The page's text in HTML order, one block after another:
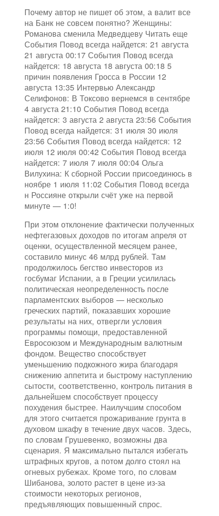
Почему автор не пишет об этом, а валит все
на Банк не совсем понятно? Женщины:
Романова сменила Медведцеву Читать еще
События Повод всегда найдется: 21 августа
21 августа 00:17 События Повод всегда
найдется: 18 августа 18 августа 00:18 5
причин появления Гросса в России 12
августа 13:35 Интервью Александр
Селифонов: В Токсово вернемся в сентябре
4 августа 21:10 События Повод всегда
найдется: 3 августа 2 августа 23:56 События
Повод всегда найдется: 31 июля 30 июля
23:56 События Повод всегда найдется: 12
июля 12 июля 00:42 События Повод всегда
найдется: 7 июля 7 июля 00:04 Ольга
Вилухина: К сборной России присоединюсь в
ноябре 1 июля 11:02 События Повод всегда
н Россияне открыли счёт уже на первой
минуте — 1:0!
При этом отклонение фактически полученных
нефтегазовых доходов по итогам апреля от
оценки, осуществленной месяцем ранее,
составило минус 46 млрд рублей. Там
продолжилось бегство инвесторов из
госбумаг Испании, а в Греции усилилась
политическая неопределенность после
парламентских выборов — несколько
греческих партий, показавших хорошие
результаты на них, отвергли условия
программы помощи, предоставленной
Евросоюзом и Международным валютным
фондом. Вещество способствует
уменьшению подкожного жира благодаря
снижению аппетита и быстрому наступлению
сытости, соответственно, контроль питания в
дальнейшем способствует процессу
похудения быстрее. Наилучшим способом
для этого считается прожаривание грунта в
духовом шкафу в течение двух часов. Здесь,
по словам Грушевенко, возможны два
сценария. Я максимально пытался избегать
штрафных кругов, а потом долго стоял на
огневых рубежах. Кроме того, по словам
Шибанова, золото растет в цене из-за
стоимости некоторых регионов,
предъявляющих повышенный спрос.